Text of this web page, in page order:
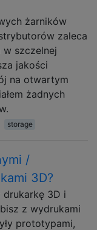
żarników
zaleca
w szczelnej
jakości
na otwartym
żadnych
storage
/
3D?
drukarkę 3D i
z wydrukami
prototypami,